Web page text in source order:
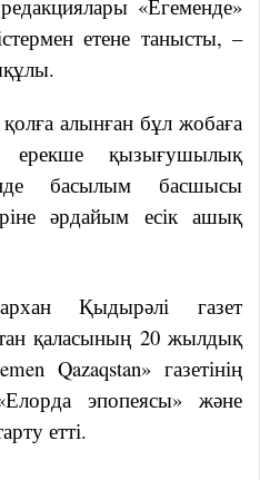
«Егеменде»
етене танысты, –
алынған бұл жобаға
ерекше қызығушылық
басылым басшысы
әрдайым есік ашық
Қыдырәлі газет
қаласының 20 жылдық
Qazaqstan» газетінің
эпопеясы» және
етті.